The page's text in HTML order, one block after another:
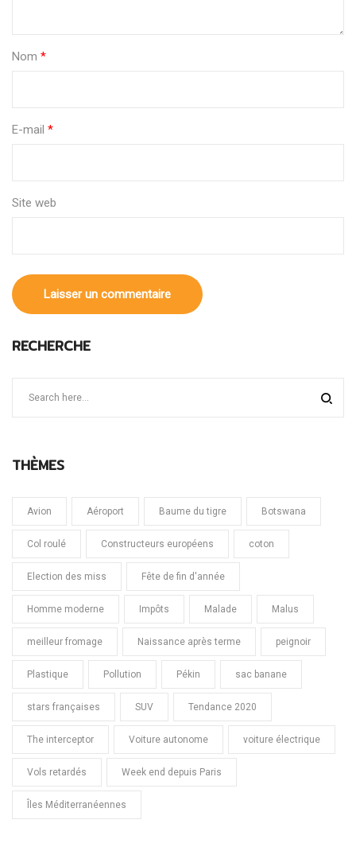
Nom *
E-mail *
Site web
RECHERCHE
THÈMES
Avion Aéroport Baume du tigre Botswana
Col roulé Constructeurs européens coton
Election des miss Fête de fin d'année
Homme moderne Impôts Malade Malus
meilleur fromage Naissance après terme peignoir
Plastique Pollution Pékin sac banane
stars françaises SUV Tendance 2020
The interceptor Voiture autonome voiture électrique
Vols retardés Week end depuis Paris
Îles Méditerranéennes